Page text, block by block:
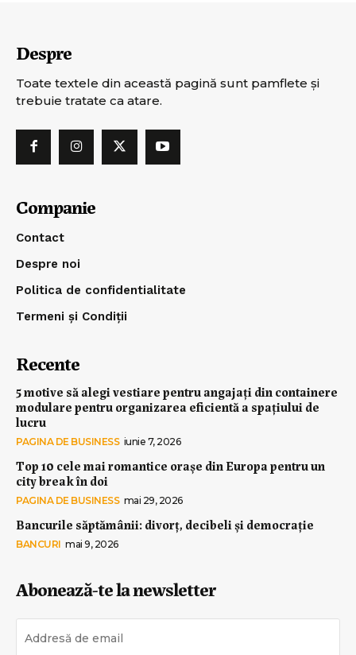
Despre
Toate textele din această pagină sunt pamflete şi
trebuie tratate ca atare.
Companie
Contact
Despre noi
Politica de confidentialitate
Termeni și Condiții
Recente
5 motive să alegi vestiare pentru angajați din containere
modulare pentru organizarea eficientă a spațiului de
lucru
PAGINA DE BUSINESS iunie 7, 2026
Top 10 cele mai romantice orașe din Europa pentru un
city break în doi
PAGINA DE BUSINESS mai 29, 2026
Bancurile săptămânii: divorț, decibeli și democrație
BANCURI mai 9, 2026
Abonează-te la newsletter